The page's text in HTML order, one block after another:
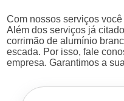
Com nossos serviços
Além dos serviços já
corrimão de alumínio
escada. Por isso, fale
empresa. Garantimos a